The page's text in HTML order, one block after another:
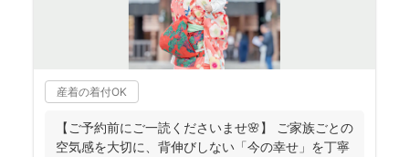
産着の着付OK
【ご予約前にご一読くださいませ🌸】 ご家族ごとの
空気感を大切に、背伸びしない「今の幸せ」を丁寧